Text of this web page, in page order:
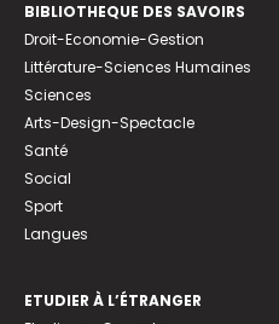
BIBLIOTHEQUE DES SAVOIRS
Droit-Economie-Gestion
Littérature-Sciences Humaines
Sciences
Arts-Design-Spectacle
Santé
Social
Sport
Langues
ETUDIER À L’ÉTRANGER